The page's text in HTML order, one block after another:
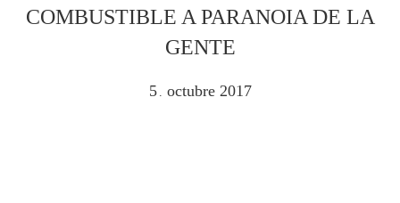
COMBUSTIBLE A PARANOIA DE LA
GENTE
5 . octubre 2017